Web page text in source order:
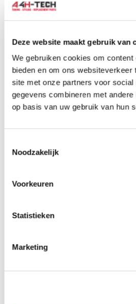
Deze website maakt gebruik van
We gebruiken cookies om
bieden en om ons
site met onze partners voor
gegevens combineren met
op basis van uw gebruik van hun
Noodzakelijk
Voorkeuren
Statistieken
Marketing
Kogels & Hoezen
0 producten beschikbaar
Wiellagers & Naven
Wielen & Toebehoren
producten beschikbaar
Spoorverbreders
0producten
Wielmoeren
producten
Draadeinden
Velgen overige
Remmen
Remleidingen